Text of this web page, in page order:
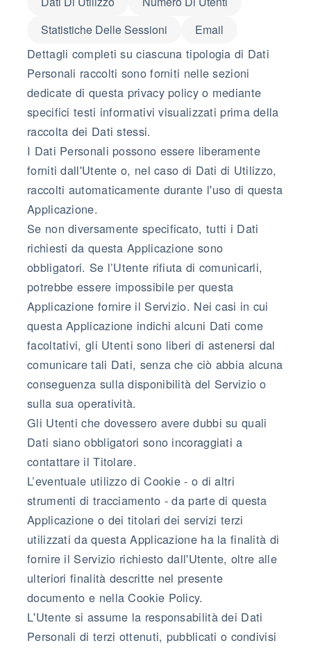
Statistiche Delle Sessioni
Email
Dettagli completi su ciascuna tipologia di Dati
Personali raccolti sono forniti nelle sezioni
dedicate di questa privacy policy o mediante
specifici testi informativi visualizzati prima della
raccolta dei Dati stessi.
I Dati Personali possono essere liberamente
forniti dall'Utente o, nel caso di Dati di Utilizzo,
raccolti automaticamente durante l'uso di questa
Applicazione.
Se non diversamente specificato, tutti i Dati
richiesti da questa Applicazione sono
obbligatori. Se l’Utente rifiuta di comunicarli,
potrebbe essere impossibile per questa
Applicazione fornire il Servizio. Nei casi in cui
questa Applicazione indichi alcuni Dati come
facoltativi, gli Utenti sono liberi di astenersi dal
comunicare tali Dati, senza che ciò abbia alcuna
conseguenza sulla disponibilità del Servizio o
sulla sua operatività.
Gli Utenti che dovessero avere dubbi su quali
Dati siano obbligatori sono incoraggiati a
contattare il Titolare.
L’eventuale utilizzo di Cookie - o di altri
strumenti di tracciamento - da parte di questa
Applicazione o dei titolari dei servizi terzi
utilizzati da questa Applicazione ha la finalità di
fornire il Servizio richiesto dall'Utente, oltre alle
ulteriori finalità descritte nel presente
documento e nella Cookie Policy.
L'Utente si assume la responsabilità dei Dati
Personali di terzi ottenuti, pubblicati o condivisi